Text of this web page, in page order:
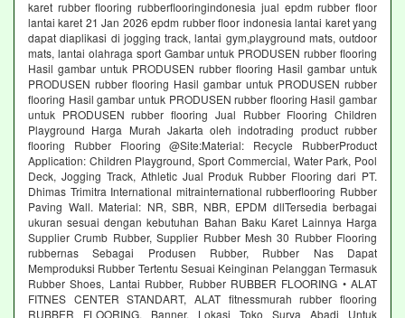
karet rubber flooring rubberflooringindonesia jual epdm rubber floor
lantai karet 21 Jan 2026 epdm rubber floor indonesia lantai karet yang
dapat diaplikasi di jogging track, lantai gym,playground mats, outdoor
mats, lantai olahraga sport Gambar untuk PRODUSEN rubber flooring
Hasil gambar untuk PRODUSEN rubber flooring Hasil gambar untuk
PRODUSEN rubber flooring Hasil gambar untuk PRODUSEN rubber
flooring Hasil gambar untuk PRODUSEN rubber flooring Hasil gambar
untuk PRODUSEN rubber flooring Jual Rubber Flooring Children
Playground Harga Murah Jakarta oleh indotrading product rubber
flooring Rubber Flooring @Site:Material: Recycle RubberProduct
Application: Children Playground, Sport Commercial, Water Park, Pool
Deck, Jogging Track, Athletic Jual Produk Rubber Flooring dari PT.
Dhimas Trimitra International mitrainternational rubberflooring Rubber
Paving Wall. Material: NR, SBR, NBR, EPDM dllTersedia berbagai
ukuran sesuai dengan kebutuhan Bahan Baku Karet Lainnya Harga
Supplier Crumb Rubber, Supplier Rubber Mesh 30 Rubber Flooring
rubbernas Sebagai Produsen Rubber, Rubber Nas Dapat
Memproduksi Rubber Tertentu Sesuai Keinginan Pelanggan Termasuk
Rubber Shoes, Lantai Rubber, Rubber RUBBER FLOORING • ALAT
FITNES CENTER STANDART, ALAT fitnessmurah rubber flooring
RUBBER FLOORING. Banner. Lokasi Toko Surya Abadi Untuk